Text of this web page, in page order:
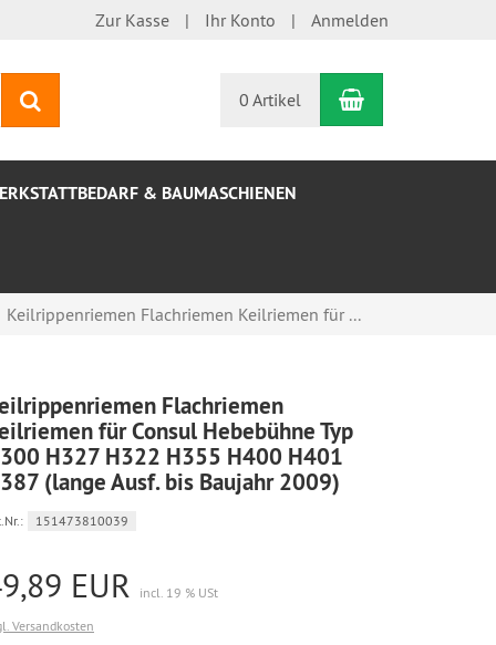
Zur Kasse Ihr Konto Anmelden
0 Artikel Warenkorb
& BAUMASCHIENEN
Keilrippenriemen Flachriemen Keilriemen für ...
Flachriemen
für Consul Hebebühne Typ
H327 H322 H355 H400 H401
(lange Ausf. bis Baujahr 2009)
151473810039
EUR
incl. 19 % USt
Versandkosten